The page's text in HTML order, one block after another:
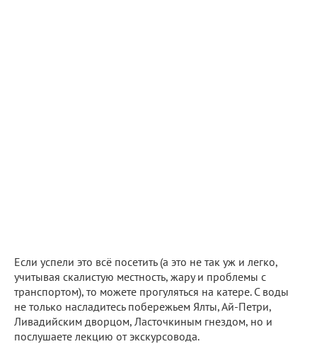
Если успели это всё посетить (а это не так уж и легко,
учитывая скалистую местность, жару и проблемы с
транспортом), то можете прогуляться на катере. С воды
не только насладитесь побережьем Ялты, Ай-Петри,
Ливадийским дворцом, Ласточкиным гнездом, но и
послушаете лекцию от экскурсовода.